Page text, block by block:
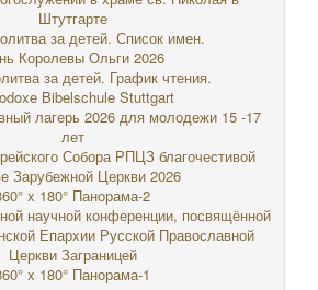
Штутгарте
за детей. Список имен.
Королевы Ольги 2026
за детей. График чтения.
Bibelschule Stuttgart
лагерь 2026 для молодежи 15 -17
лет
Собора РПЦЗ благочестивой
Зарубежной Церкви 2026
x 180° Панорама-2
научной конференции, посвящённой
Епархии Русской Православной
Церкви Заграницей
x 180° Панорама-1